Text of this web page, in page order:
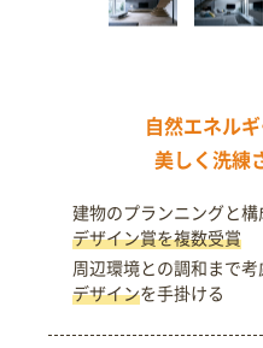
自然エネル
美しく洗練
建物のプランニングと
デザイン賞を複数受賞
周辺環境との調和まで考
デザインを手掛ける